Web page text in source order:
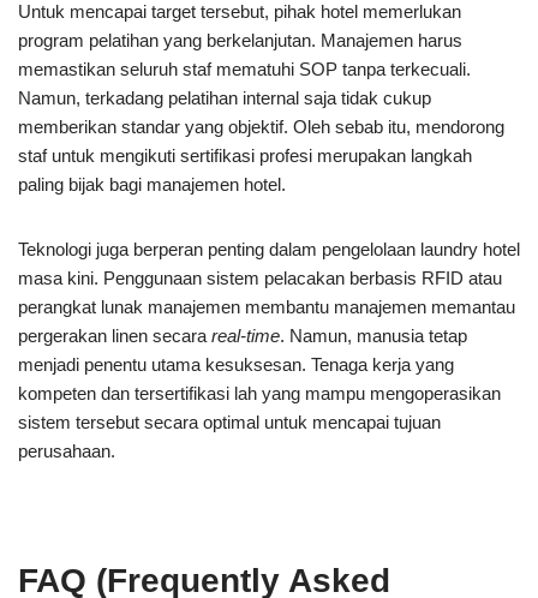
Untuk mencapai target tersebut, pihak hotel memerlukan
program pelatihan yang berkelanjutan. Manajemen harus
memastikan seluruh staf mematuhi SOP tanpa terkecuali.
Namun, terkadang pelatihan internal saja tidak cukup
memberikan standar yang objektif. Oleh sebab itu, mendorong
staf untuk mengikuti sertifikasi profesi merupakan langkah
paling bijak bagi manajemen hotel.
Teknologi juga berperan penting dalam pengelolaan laundry hotel
masa kini. Penggunaan sistem pelacakan berbasis RFID atau
perangkat lunak manajemen membantu manajemen memantau
pergerakan linen secara real-time. Namun, manusia tetap
menjadi penentu utama kesuksesan. Tenaga kerja yang
kompeten dan tersertifikasi lah yang mampu mengoperasikan
sistem tersebut secara optimal untuk mencapai tujuan
perusahaan.
FAQ (Frequently Asked